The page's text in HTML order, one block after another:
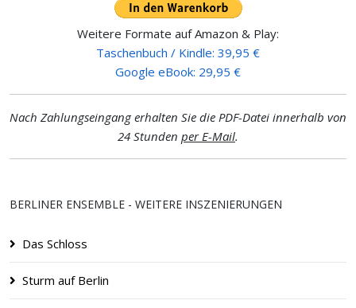
Weitere Formate auf Amazon & Play:
Taschenbuch / Kindle: 39,95 €
Google eBook: 29,95 €
Nach Zahlungseingang erhalten Sie die PDF-Datei innerhalb von
24 Stunden per E-Mail.
BERLINER ENSEMBLE - WEITERE INSZENIERUNGEN
Das Schloss
Sturm auf Berlin